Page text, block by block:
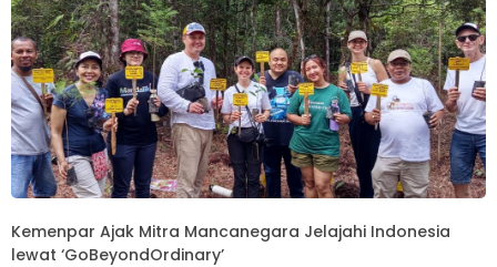
Kemenpar Ajak Mitra Mancanegara Jelajahi Indonesia
lewat ‘GoBeyondOrdinary’